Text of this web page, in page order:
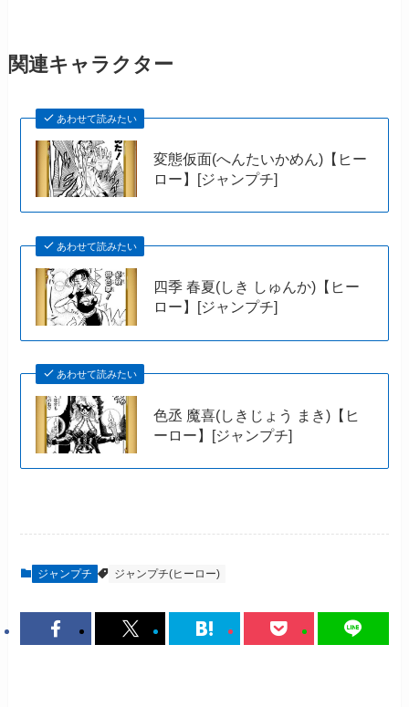
関連キャラクター
あわせて読みたい
変態仮面(へんたいかめん)【ヒー
ロー】[ジャンプチ]
あわせて読みたい
四季 春夏(しき しゅんか)【ヒー
ロー】[ジャンプチ]
あわせて読みたい
色丞 魔喜(しきじょう まき)【ヒ
ーロー】[ジャンプチ]
ジャンプチ ジャンプチ(ヒーロー)